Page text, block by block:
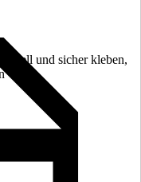
und sicher kleben,